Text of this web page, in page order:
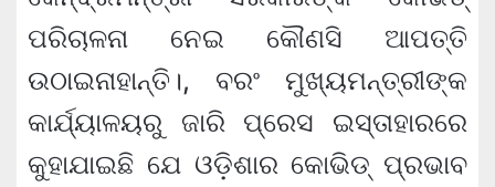
ପରିଚାଳନା ନେଇ କୌଣସି ଆପତ୍ତି
ଉଠାଇନାହାନ୍ତି।, ବରଂ ମୁଖ୍ୟମନ୍ତ୍ରୀଙ୍କ
କାର୍ଯ୍ୟାଳୟରୁ ଜାରି ପ୍ରେସ ଇସ୍ତାହାରରେ
କୁହାଯାଇଛି ଯେ ଓଡ଼ିଶାର କୋଭିଡ୍ ପ୍ରଭାବ